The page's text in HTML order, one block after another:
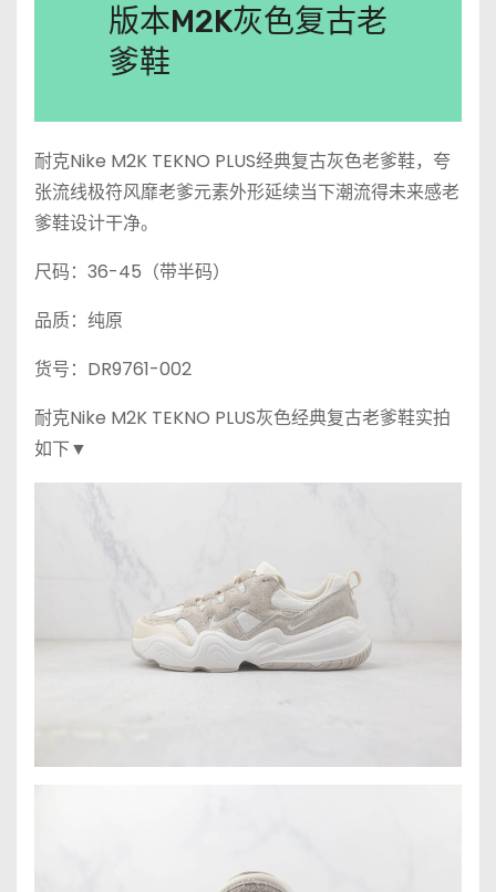
版本M2K灰色复古老
爹鞋
耐克Nike M2K TEKNO PLUS经典复古灰色老爹鞋，夸
张流线极符风靡老爹元素外形延续当下潮流得未来感老
爹鞋设计干净。
尺码：36-45（带半码）
品质：纯原
货号：DR9761-002
耐克Nike M2K TEKNO PLUS灰色经典复古老爹鞋实拍
如下▼